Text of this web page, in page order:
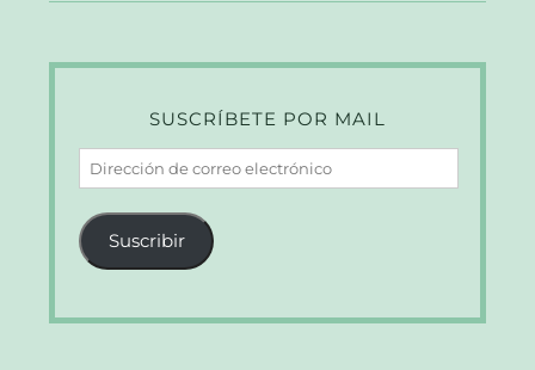
SUSCRÍBETE POR MAIL
Dirección
de
correo
electrónico
Suscribir